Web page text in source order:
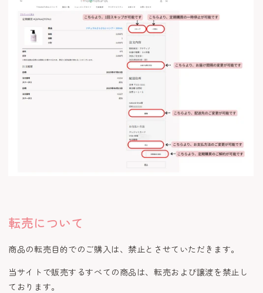
転売について
商品の転売目的でのご購入は、禁止とさせていただきます。
当サイトで販売するすべての商品は、転売および譲渡を禁止し
ております。